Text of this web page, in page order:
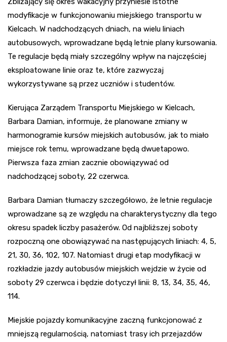
modyfikacje w funkcjonowaniu miejskiego transportu w
Kielcach. W nadchodzących dniach, na wielu liniach
autobusowych, wprowadzane będą letnie plany kursowania.
Te regulacje będą miały szczególny wpływ na najczęściej
eksploatowane linie oraz te, które zazwyczaj
wykorzystywane są przez uczniów i studentów.
Kierująca Zarządem Transportu Miejskiego w Kielcach,
Barbara Damian, informuje, że planowane zmiany w
harmonogramie kursów miejskich autobusów, jak to miało
miejsce rok temu, wprowadzane będą dwuetapowo.
Pierwsza faza zmian zacznie obowiązywać od
nadchodzącej soboty, 22 czerwca.
Barbara Damian tłumaczy szczegółowo, że letnie regulacje
wprowadzane są ze względu na charakterystyczny dla tego
okresu spadek liczby pasażerów. Od najbliższej soboty
rozpoczną one obowiązywać na następujących liniach: 4, 5,
21, 30, 36, 102, 107. Natomiast drugi etap modyfikacji w
rozkładzie jazdy autobusów miejskich wejdzie w życie od
soboty 29 czerwca i będzie dotyczył linii: 8, 13, 34, 35, 46,
114.
Miejskie pojazdy komunikacyjne zaczną funkcjonować z
mniejszą regularnością, natomiast trasy ich przejazdów